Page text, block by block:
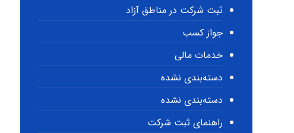
ثبت شرکت در مناطق آزاد
جواز کسب
خدمات مالی
دسته‌بندی نشده
دسته‌بندی نشده
راهنمای ثبت شرکت